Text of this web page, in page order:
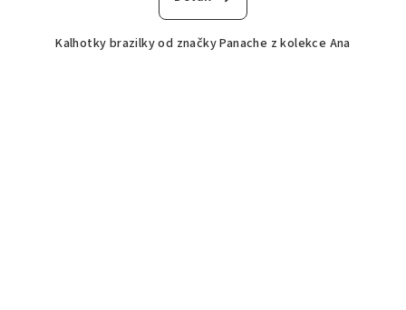
Kalhotky brazilky od značky Panache z kolekce Ana